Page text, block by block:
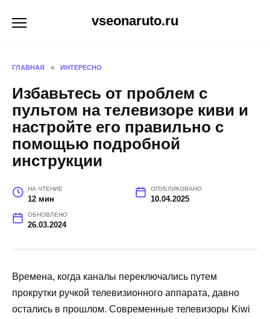
vseonaruto.ru
ГЛАВНАЯ » ИНТЕРЕСНО
Избавьтесь от проблем с
пультом на телевизоре киви и
настройте его правильно с
помощью подробной
инструкции
НА ЧТЕНИЕ
12 мин
ОПУБЛИКОВАНО
10.04.2025
ОБНОВЛЕНО
26.03.2024
Времена, когда каналы переключались путем
прокрутки ручкой телевизионного аппарата, давно
остались в прошлом. Современные телевизоры Kiwi